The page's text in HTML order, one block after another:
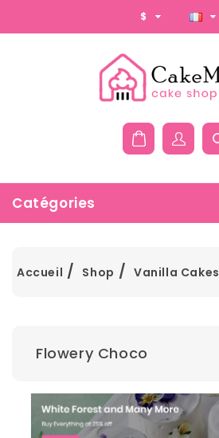
$
Catégories
Accueil Shop Vanilla Cakes
Flowery Choco